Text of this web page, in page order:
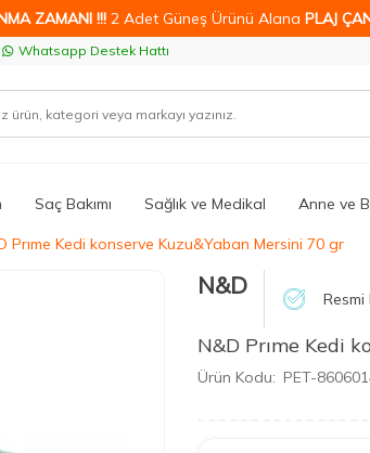
ZAMANI !!! 2 Adet Güneş Ürünü Alana PLAJ
Whatsapp Destek Hattı
Saç Bakımı Sağlık ve Medikal Anne ve
Prıme Kedi konserve Kuzu&Yaban Mersini 70 gr
N&D
N&D Prıme Kedi
Ürün Kodu: PET-